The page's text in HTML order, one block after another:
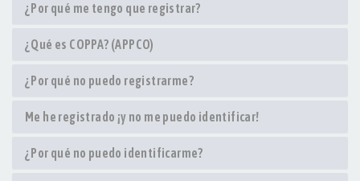
¿Por qué me tengo que registrar?
¿Qué es COPPA? (APPCO)
¿Por qué no puedo registrarme?
Me he registrado ¡y no me puedo identificar!
¿Por qué no puedo identificarme?